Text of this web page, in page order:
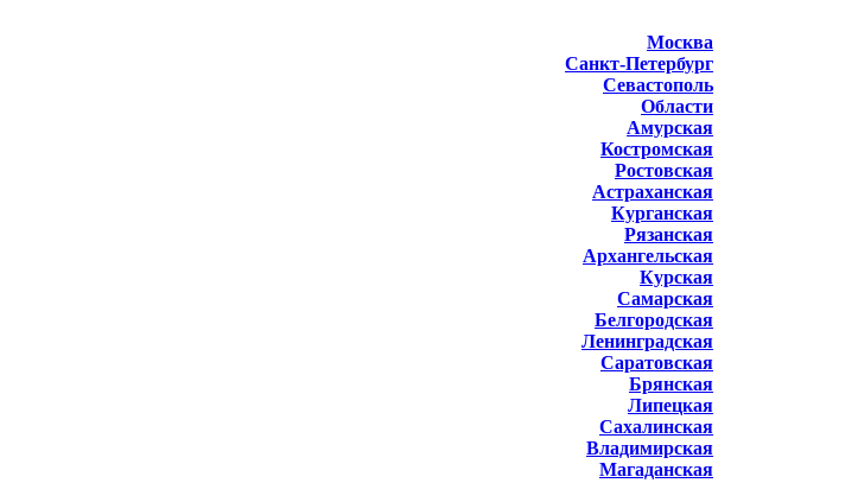
Москва
Санкт-Петербург
Севастополь
Области
Амурская
Костромская
Ростовская
Астраханская
Курганская
Рязанская
Архангельская
Курская
Самарская
Белгородская
Ленинградская
Саратовская
Брянская
Липецкая
Сахалинская
Владимирская
Магаданская